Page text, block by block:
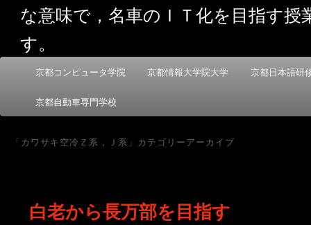
な意味で，名車のＩＴ化を目指す授
す。
メ
メ
イ
ン
ン
サ
ブ
コ
テ
京都コンピュータ学院 京都情報大学院大学 京都日本語研
京都自動車専門学校
「 カワサキ空冷Ｚ系，Ｊ系 」カテゴリーアーカイブ
白老から長万部を目指す